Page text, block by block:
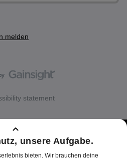
melden
statement